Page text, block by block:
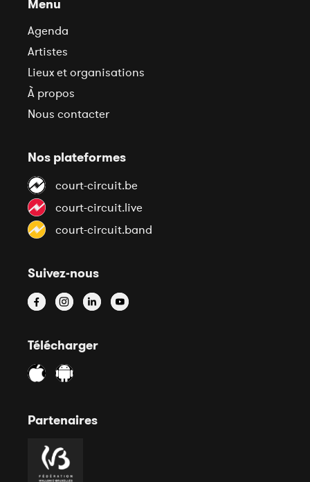
Menu
Agenda
Artistes
Lieux et organisations
À propos
Nous contacter
Nos plateformes
court-circuit.be
court-circuit.live
court-circuit.band
Suivez-nous
Télécharger
Partenaires